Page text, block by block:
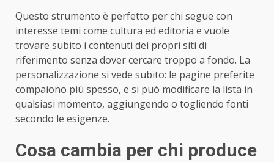
Questo strumento è perfetto per chi segue con
interesse temi come cultura ed editoria e vuole
trovare subito i contenuti dei propri siti di
riferimento senza dover cercare troppo a fondo. La
personalizzazione si vede subito: le pagine preferite
compaiono più spesso, e si può modificare la lista in
qualsiasi momento, aggiungendo o togliendo fonti
secondo le esigenze.
Cosa cambia per chi produce